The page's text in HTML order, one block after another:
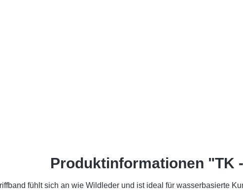
Produktinformationen "TK
fühlt sich an wie Wildleder und ist ideal für wasserbasierte